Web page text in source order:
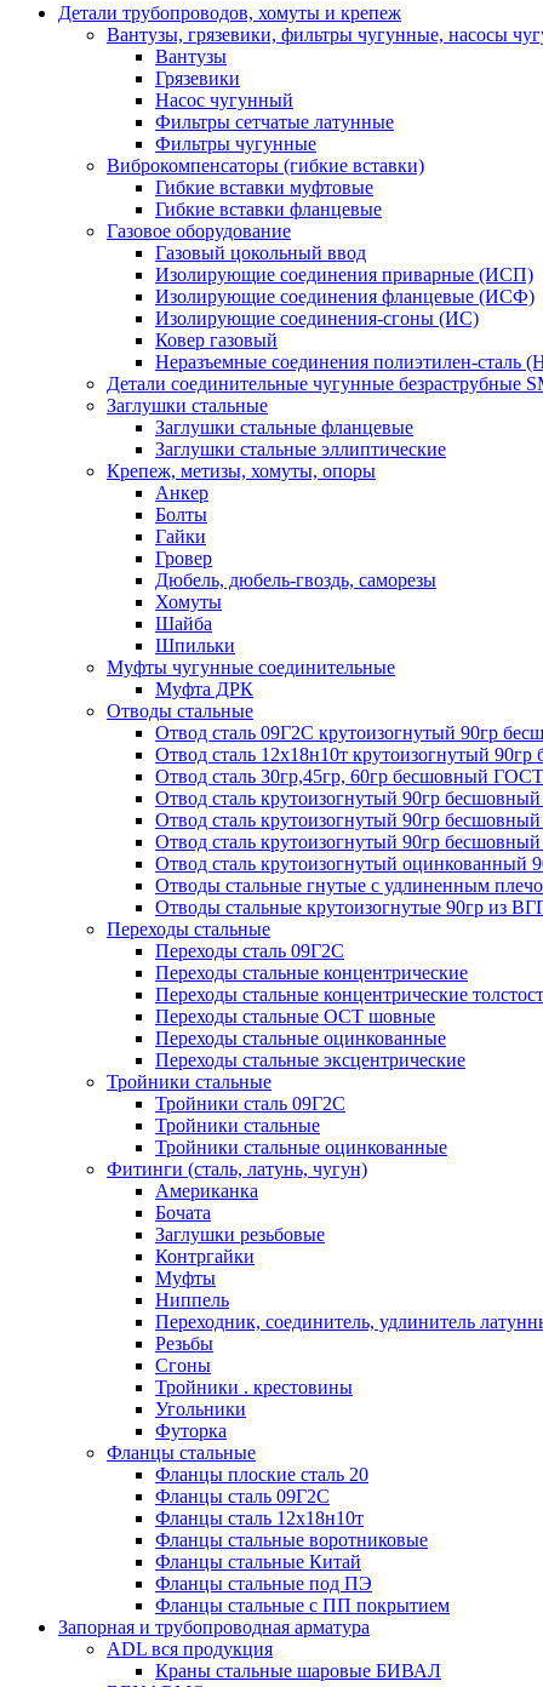
Детали трубопроводов, хомуты и крепеж
Вантузы, грязевики, фильтры чугунные, насосы
Вантузы
Грязевики
Насос чугунный
Фильтры сетчатые латунные
Фильтры чугунные
Виброкомпенсаторы (гибкие вставки)
Гибкие вставки муфтовые
Гибкие вставки фланцевые
Газовое оборудование
Газовый цокольный ввод
Изолирующие соединения приварные (ИСП)
Изолирующие соединения фланцевые (ИСФ)
Изолирующие соединения-сгоны (ИС)
Ковер газовый
Неразъемные соединения полиэтилен-сталь
Детали соединительные чугунные безраструбные
Заглушки стальные
Заглушки стальные фланцевые
Заглушки стальные эллиптические
Крепеж, метизы, хомуты, опоры
Анкер
Болты
Гайки
Гровер
Дюбель, дюбель-гвоздь, саморезы
Хомуты
Шайба
Шпильки
Муфты чугунные соединительные
Муфта ДРК
Отводы стальные
Отвод сталь 09Г2С крутоизогнутый 90гр
Отвод сталь 12х18н10т крутоизогнутый
Отвод сталь 30гр,45гр, 60гр бесшовный
Отвод сталь крутоизогнутый 90гр
Отвод сталь крутоизогнутый 90гр
Отвод сталь крутоизогнутый 90гр
Отвод сталь крутоизогнутый оцинкованный
Отводы стальные гнутые с удлиненным
Отводы стальные крутоизогнутые 90гр из
Переходы стальные
Переходы сталь 09Г2С
Переходы стальные концентрические
Переходы стальные концентрические
Переходы стальные ОСТ шовные
Переходы стальные оцинкованные
Переходы стальные эксцентрические
Тройники стальные
Тройники сталь 09Г2С
Тройники стальные
Тройники стальные оцинкованные
Фитинги (сталь, латунь, чугун)
Американка
Бочата
Заглушки резьбовые
Контргайки
Муфты
Ниппель
Переходник, соединитель, удлинитель
Резьбы
Сгоны
Тройники . крестовины
Угольники
Футорка
Фланцы стальные
Фланцы плоские сталь 20
Фланцы сталь 09Г2С
Фланцы сталь 12х18н10т
Фланцы стальные воротниковые
Фланцы стальные Китай
Фланцы стальные под ПЭ
Фланцы стальные с ПП покрытием
Запорная и трубопроводная арматура
ADL вся продукция
Краны стальные шаровые БИВАЛ